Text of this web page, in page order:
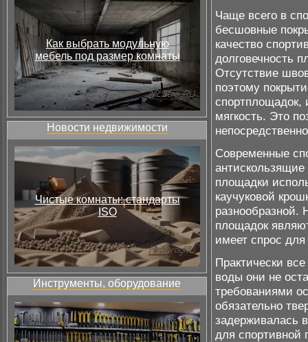
Как выбрать модульную
мебель под размер комнаты
Новости недвижимости
Чистые комнаты: стандарты
ISO
Инструменты, оборудование
Чаще всего в
бесшовные
качество
долговечность
Отсутствие
поэтому
спортплощадок,
мягкость. Это
Современные
антискользящие
площадки
каучуковой
площадок
имеет спрос для
Практически
воды они не
требованиями
обязательно
задерживалась
для спортивной